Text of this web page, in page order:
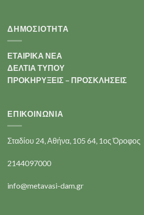
ΔΗΜΟΣΙΟΤΗΤΑ
ΕΤΑΙΡΙΚΑ ΝΕΑ
ΔΕΛΤΙΑ ΤΥΠΟΥ
ΠΡΟΚΗΡΥΞΕΙΣ – ΠΡΟΣΚΛΗΣΕΙΣ
ΕΠΙΚΟΙΝΩΝΊΑ
Σταδίου 24, Αθήνα, 105 64, 1ος Όροφος
2144097000
info@metavasi-dam.gr